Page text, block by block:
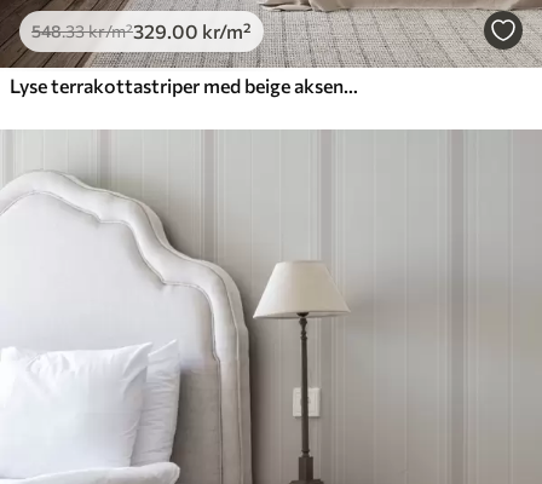
548.33kr/m²329.00 kr/m²
Lyse terrakottastriper med beige aksenter